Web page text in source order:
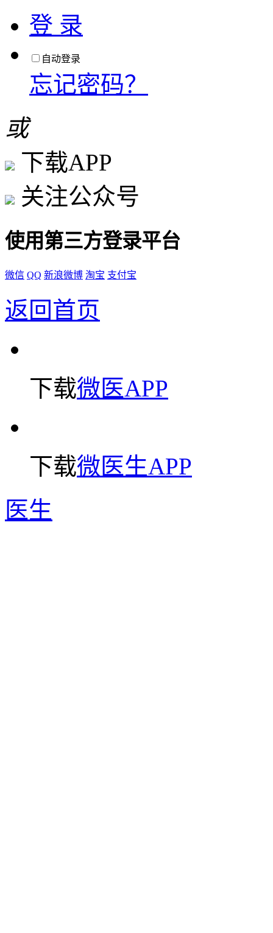
登 录
自动登录
忘记密码？
或
下载APP
关注公众号
使用第三方登录平台
微信 QQ 新浪微博 淘宝 支付宝
返回首页
下载微医APP
下载微医生APP
医生